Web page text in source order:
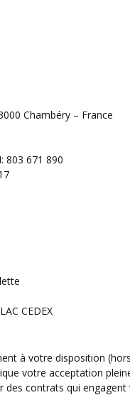
Chambéry – France
803 671 890
CEDEX
à votre disposition
votre acceptation
des contrats qui